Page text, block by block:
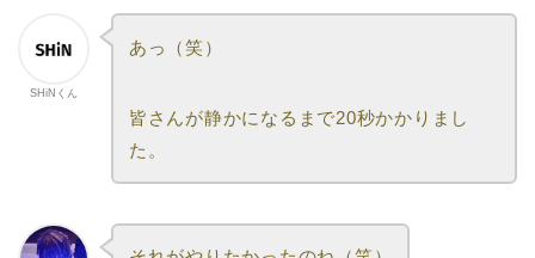
SHiNくん
あっ（笑）
皆さんが静かになるまで20秒かかりまし
た。